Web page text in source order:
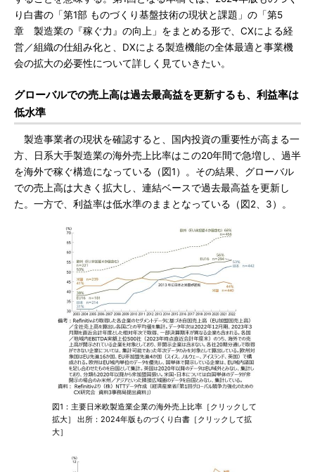
り白書の「第1部 ものづくり基盤技術の現状と課題」の「第5
章 製造業の『稼ぐ力』の向上」をまとめる形で、CXによる経
営／組織の仕組み化と、DXによる製造機能の全体最適と事業機
会の拡大の必要性について詳しく見ていきたい。
グローバルでの売上高は過去最高益を更新するも、利益率は
低水準
製造事業者の現状を確認すると、国内投資の重要性が高まる一
方、日系大手製造業の海外売上比率はこの20年間で急増し、過半
を海外で稼ぐ構造になっている（図1）。その結果、グローバル
での売上高は大きく拡大し、連結ベースで過去最高益を更新し
た。一方で、利益率は低水準のままとなっている（図2、3）。
図1：主要日米欧製造業企業の海外売上比率［クリックして
拡大］ 出所：2024年版ものづくり白書［クリックして拡
大］